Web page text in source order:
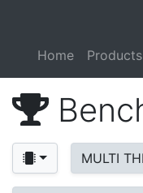
Home Products
MULTI